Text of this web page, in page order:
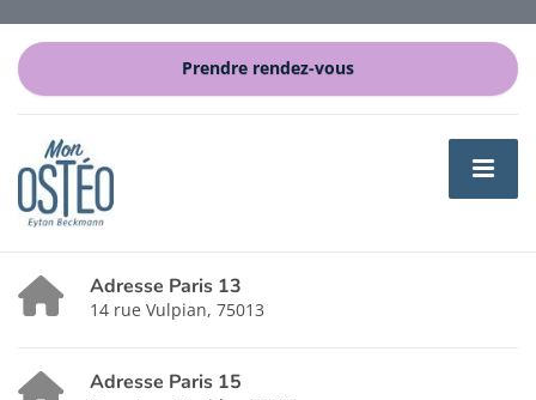
Prendre rendez-vous
Adresse Paris 13
14 rue Vulpian, 75013
Adresse Paris 15